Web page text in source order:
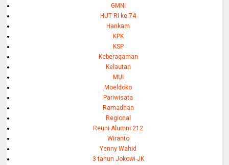
GMNI
HUT RI ke 74
Hankam
KPK
KSP
Keberagaman
Kelautan
MUI
Moeldoko
Pariwisata
Ramadhan
Regional
Reuni Alumni 212
Wiranto
Yenny Wahid
3 tahun Jokowi-JK